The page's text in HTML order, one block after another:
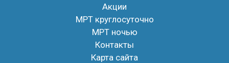
Акции
МРТ круглосуточно
МРТ ночью
Контакты
Карта сайта